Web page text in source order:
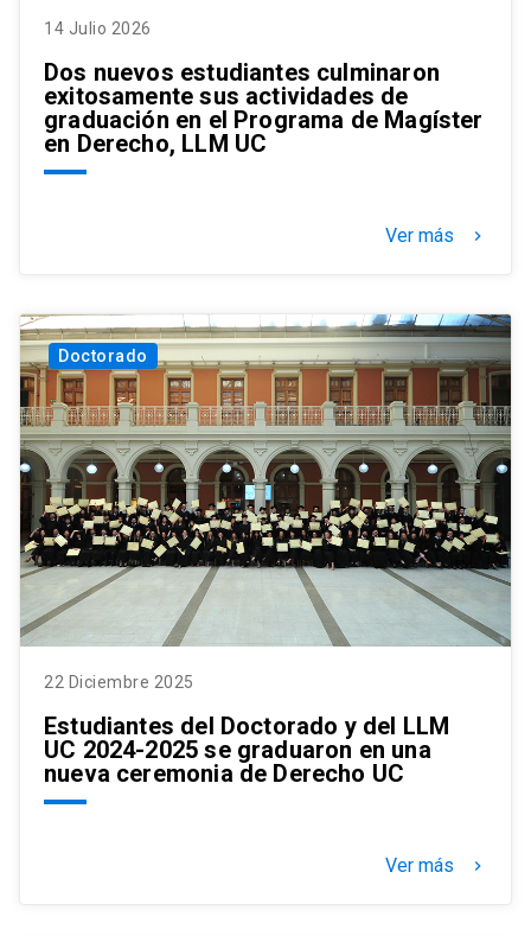
14 Julio 2026
Dos nuevos estudiantes culminaron
exitosamente sus actividades de
graduación en el Programa de Magíster
en Derecho, LLM UC
Ver más keyboard_arrow_right
Doctorado
22 Diciembre 2025
Estudiantes del Doctorado y del LLM
UC 2024-2025 se graduaron en una
nueva ceremonia de Derecho UC
Ver más keyboard_arrow_right